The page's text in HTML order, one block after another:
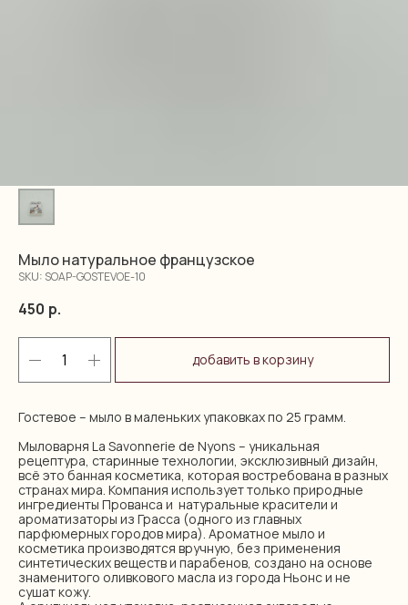
Мыло натуральное французское
SKU: SOAP-GOSTEVOE-10
450 р.
добавить в корзину
Гостевое – мыло в маленьких упаковках по 25 грамм.
Мыловарня La Savonnerie de Nyons – уникальная
рецептура, старинные технологии, эксклюзивный дизайн,
всё это банная косметика, которая востребована в разных
странах мира. Компания использует только природные
ингредиенты Прованса и натуральные красители и
ароматизаторы из Грасса (одного из главных
парфюмерных городов мира). Ароматное мыло и
косметика производятся вручную, без применения
синтетических веществ и парабенов, создано на основе
знаменитого оливкового масла из города Ньонс и не
сушат кожу.